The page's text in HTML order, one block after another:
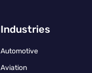
Industries
Automotive
Aviation